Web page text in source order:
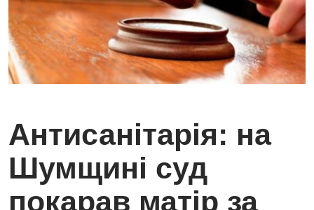
Антисанітарія: на
Шумщині суд
покарав матір за